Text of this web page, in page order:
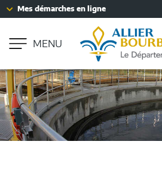
Aller à la recherche
Accessibilité : partiellement conforme
Mes démarches en ligne
MENU
Fenêtre
chat